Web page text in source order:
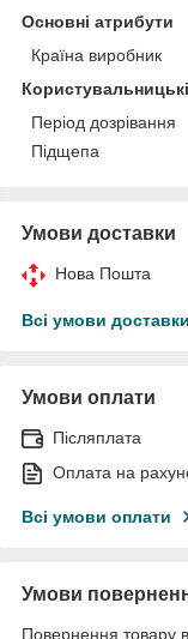
Основні атрибути
Країна виробник
Період дозрівання
Підщепа
Умови доставки
Нова Пошта
Всі умови доставки
Умови оплати
Післяплата
Оплата на
Всі умови оплати
Умови
Повернення товару